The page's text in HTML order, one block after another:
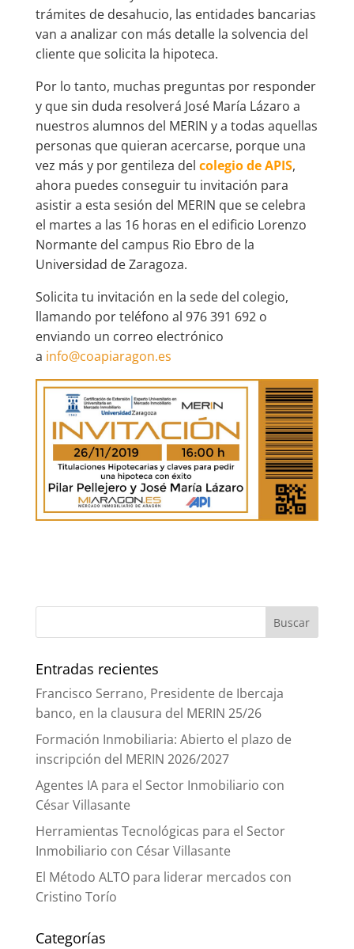
trámites de desahucio, las entidades bancarias
van a analizar con más detalle la solvencia del
cliente que solicita la hipoteca.
Por lo tanto, muchas preguntas por responder
y que sin duda resolverá José María Lázaro a
nuestros alumnos del MERIN y a todas aquellas
personas que quieran acercarse, porque una
vez más y por gentileza del colegio de APIS,
ahora puedes conseguir tu invitación para
asistir a esta sesión del MERIN que se celebra
el martes a las 16 horas en el edificio Lorenzo
Normante del campus Rio Ebro de la
Universidad de Zaragoza.
Solicita tu invitación en la sede del colegio,
llamando por teléfono al 976 391 692 o
enviando un correo electrónico
a info@coapiaragon.es
Entradas recientes
Francisco Serrano, Presidente de Ibercaja
banco, en la clausura del MERIN 25/26
Formación Inmobiliaria: Abierto el plazo de
inscripción del MERIN 2026/2027
Agentes IA para el Sector Inmobiliario con
César Villasante
Herramientas Tecnológicas para el Sector
Inmobiliario con César Villasante
El Método ALTO para liderar mercados con
Cristino Torío
Categorías